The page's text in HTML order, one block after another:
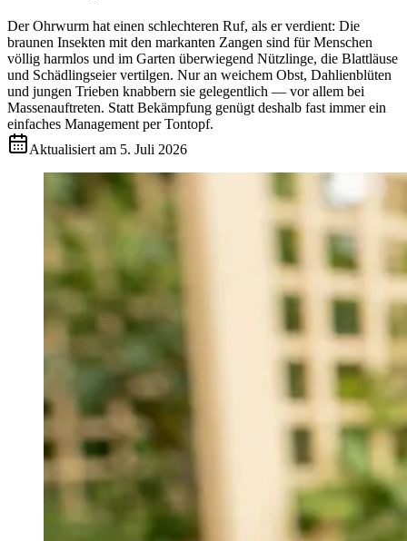
Der Ohrwurm hat einen schlechteren Ruf, als er verdient: Die
braunen Insekten mit den markanten Zangen sind für Menschen
völlig harmlos und im Garten überwiegend Nützlinge, die Blattläuse
und Schädlingseier vertilgen. Nur an weichem Obst, Dahlienblüten
und jungen Trieben knabbern sie gelegentlich — vor allem bei
Massenauftreten. Statt Bekämpfung genügt deshalb fast immer ein
einfaches Management per Tontopf.
Aktualisiert am 5. Juli 2026